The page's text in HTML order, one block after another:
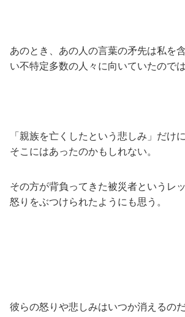
あのとき、あの人の言葉の矛先は私を
い不特定多数の人々に向いていたので
「親族を亡くしたという悲しみ」だけ
そこにはあったのかもしれない。
その方が背負ってきた被災者というレ
怒りをぶつけられたようにも思う。
彼らの怒りや悲しみはいつか消えるのだ